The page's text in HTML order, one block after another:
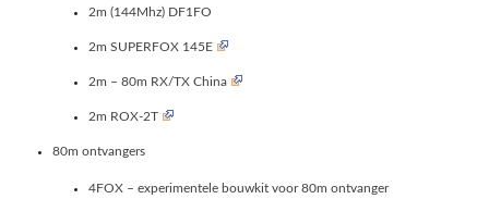
2m (144Mhz) DF1FO
2m SUPERFOX 145E
2m – 80m RX/TX China
2m ROX-2T
80m ontvangers
4FOX – experimentele bouwkit voor 80m ontvanger